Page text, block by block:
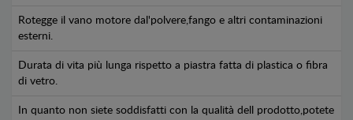
Rotegge il vano motore dal'polvere,fango e altri contaminazioni
esterni.
Durata di vita più lunga rispetto a piastra fatta di plastica o fibra
di vetro.
In quanto non siete soddisfatti con la qualità dell prodotto,potete